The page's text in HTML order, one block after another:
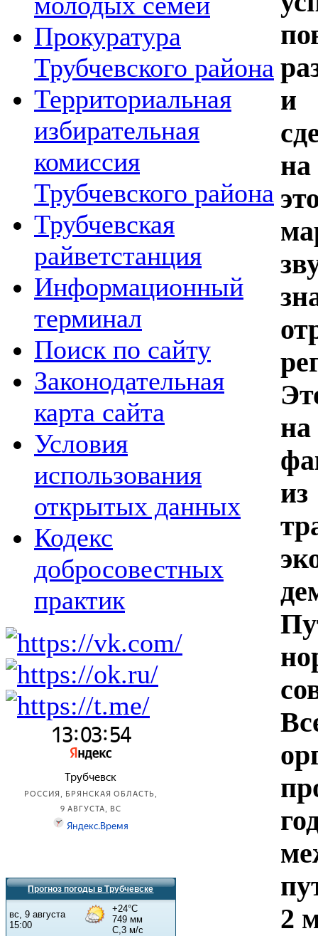
Прокуратура
Трубчевского района
Территориальная
избирательная
комиссия
Трубчевского района
Трубчевская
райветстанция
Информационный
терминал
Поиск по сайту
Законодательная
карта сайта
Условия
использования
открытых данных
Кодекс
добросовестных
практик
Прогноз погоды в Трубчевске
и
2